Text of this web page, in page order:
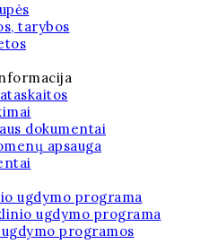
tarybos
dokumentai
apsauga
ugdymo programa
ugdymo programa
programos